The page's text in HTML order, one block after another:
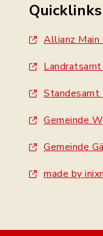
Quicklinks
Allianz Main
Standesamt
Gemeinde
Gemeinde
made by